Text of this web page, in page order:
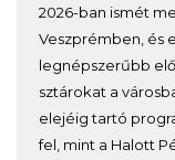
2026-ban ismét
Veszprémben, és
legnépszerűbb
sztárokat a
elejéig tartó
fel, mint a Halott